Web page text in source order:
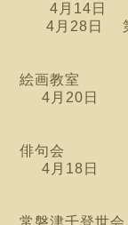
4月14日
4月28日 第
絵画教室
4月20日
俳句会
4月18日
常磐津千登世会